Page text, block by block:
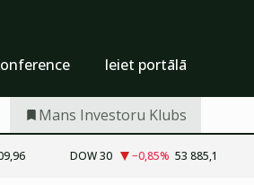
Ieiet portālā
Mans Investoru Klubs
DOW 30 −0,85% 53 885,1